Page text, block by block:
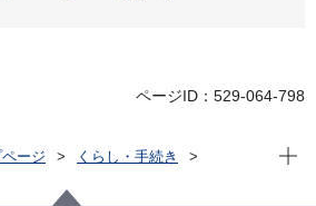
ページID：529-064-798
ージ
くらし・手続き
本計画等
現在